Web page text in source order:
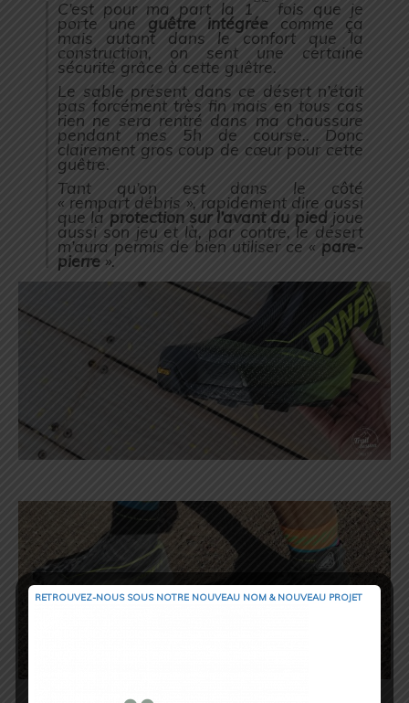
C’est pour ma part la 1 fois que je
porte une guêtre intégrée comme ça
mais autant dans le confort que la
construction, on sent une certaine
sécurité grâce à cette guêtre.
Le sable présent dans ce désert n’était
pas forcément très fin mais en tous cas
rien ne sera rentré dans ma chaussure
pendant mes 5h de course.. Donc
clairement gros coup de cœur pour cette
guêtre.
Tant qu’on est dans le côté
« rempart débris », rapidement dire aussi
que la protection sur l’avant du piedjoue
aussi son jeu et là, par contre, le désert
m’aura permis de bien utiliser ce « pare-
pierre ».
RETROUVEZ-NOUS SOUS NOTRE NOUVEAU NOM & NOUVEAU PROJET